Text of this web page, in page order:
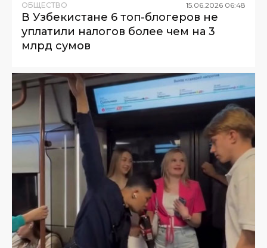
ОБЩЕСТВО 15.06.2026 06:48
В Узбекистане 6 топ-блогеров не
уплатили налогов более чем на 3
млрд сумов